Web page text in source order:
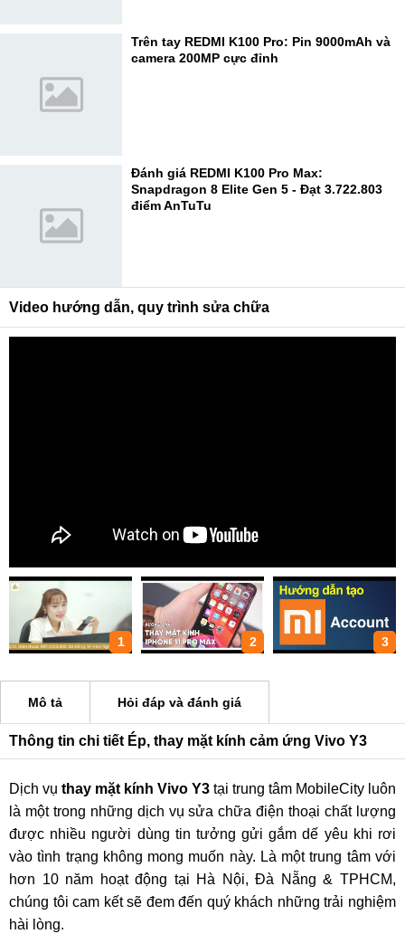
Trên tay REDMI K100 Pro: Pin 9000mAh và
camera 200MP cực đỉnh
Đánh giá REDMI K100 Pro Max:
Snapdragon 8 Elite Gen 5 - Đạt 3.722.803
điểm AnTuTu
Video hướng dẫn, quy trình sửa chữa
1 2 3
Mô tả Hỏi đáp và đánh giá
Thông tin chi tiết Ép, thay mặt kính cảm ứng Vivo Y3
Dịch vụ thay mặt kính Vivo Y3 tại trung tâm MobileCity luôn
là một trong những dịch vụ sửa chữa điện thoại chất lượng
được nhiều người dùng tin tưởng gửi gắm dế yêu khi rơi
vào tình trạng không mong muốn này. Là một trung tâm với
hơn 10 năm hoạt động tại Hà Nội, Đà Nẵng & TPHCM,
chúng tôi cam kết sẽ đem đến quý khách những trải nghiệm
hài lòng.